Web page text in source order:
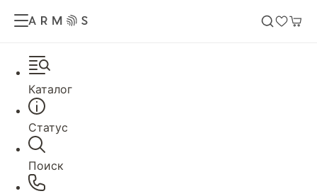
Каталог
Статус
Поиск